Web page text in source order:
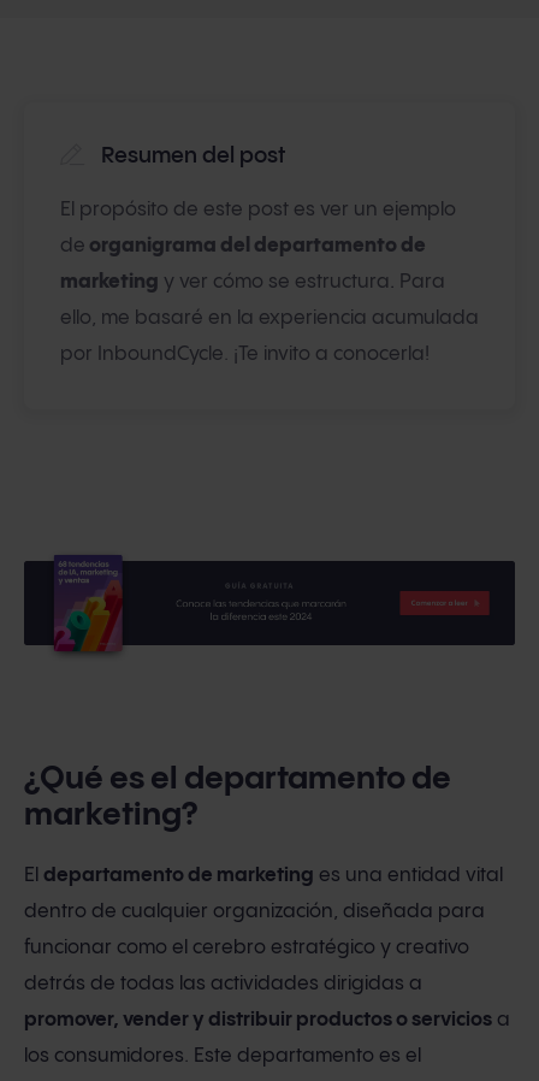
Resumen del post
El propósito de este post es ver un ejemplo
de organigrama del departamento de
marketing y ver cómo se estructura. Para
ello, me basaré en la experiencia acumulada
por InboundCycle. ¡Te invito a conocerla!
¿Qué es el departamento de
marketing?
El departamento de marketing es una entidad vital
dentro de cualquier organización, diseñada para
funcionar como el cerebro estratégico y creativo
detrás de todas las actividades dirigidas a
promover, vender y distribuir productos o servicios a
los consumidores. Este departamento es el